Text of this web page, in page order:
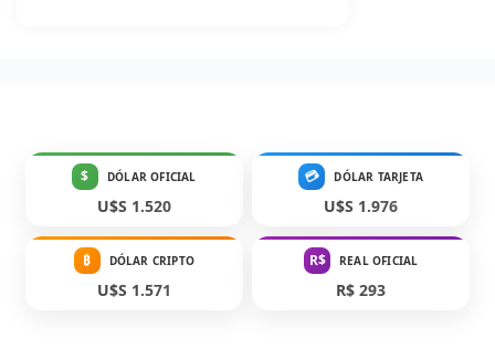
$ DÓLAR OFICIAL
U$S 1.520
💳 DÓLAR TARJETA
U$S 1.976
₿ DÓLAR CRIPTO
U$S 1.571
R$ REAL OFICIAL
R$ 293